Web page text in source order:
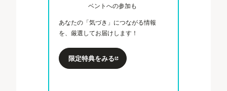
ベントへの参加も
あなたの「気づき」につながる情報
を、厳選してお届けします！
限定特典をみる